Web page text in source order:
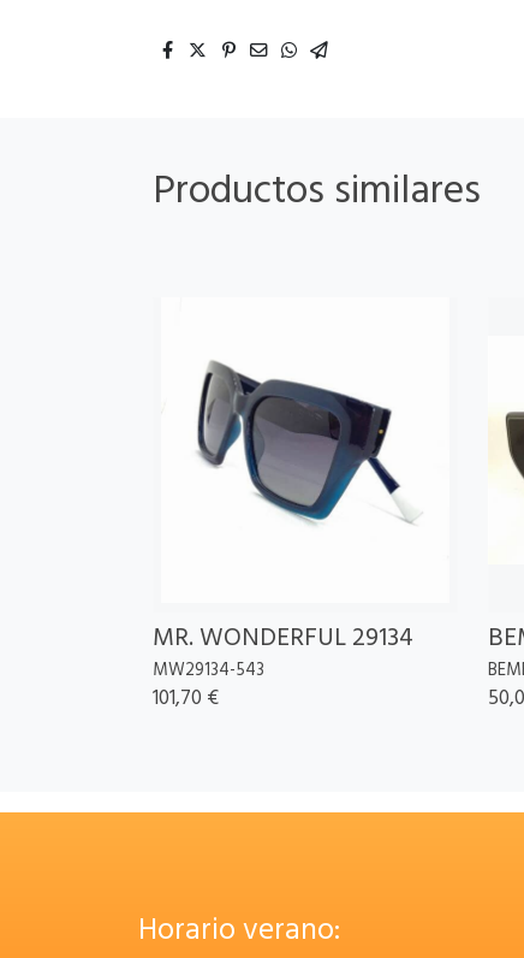
Productos similares
MR. WONDERFUL 29134
MW29134-543
101,70 €
Horario verano: